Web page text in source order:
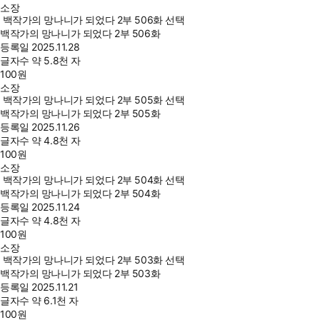
소장
백작가의 망나니가 되었다 2부 506화 선택
백작가의 망나니가 되었다 2부 506화
등록일 2025.11.28
글자수 약 5.8천 자
100원
소장
백작가의 망나니가 되었다 2부 505화 선택
백작가의 망나니가 되었다 2부 505화
등록일 2025.11.26
글자수 약 4.8천 자
100원
소장
백작가의 망나니가 되었다 2부 504화 선택
백작가의 망나니가 되었다 2부 504화
등록일 2025.11.24
글자수 약 4.8천 자
100원
소장
백작가의 망나니가 되었다 2부 503화 선택
백작가의 망나니가 되었다 2부 503화
등록일 2025.11.21
글자수 약 6.1천 자
100원